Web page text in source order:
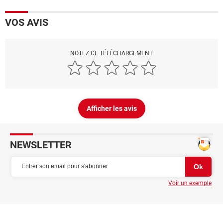
VOS AVIS
NOTEZ CE TÉLÉCHARGEMENT
Afficher les avis
NEWSLETTER
Voir un exemple